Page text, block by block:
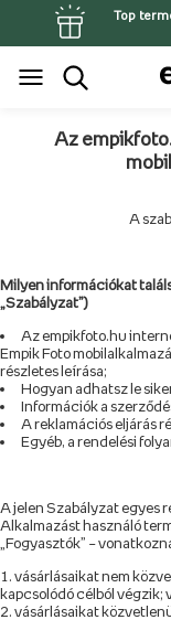
Top
Az
A
Milyen információkat
„Szabályzat”)
Az empikfoto.hu
Empik Foto
részletes leírása;
Hogyan adhatsz le
Információk a
A reklamációs eljárás
Egyéb, a rendelési
A jelen Szabályzat egyes
Alkalmazást használó
„Fogyasztók” –
vásárlásaikat nem
kapcsolódó célból végzik;
vásárlásaikat